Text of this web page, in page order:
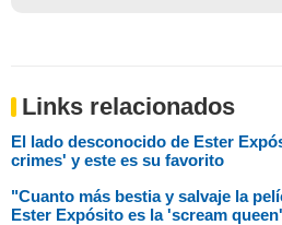
Links relacionados
El lado desconocido de Ester
crimes' y este es su favorito
"Cuanto más bestia y salvaje la
Ester Expósito es la 'scream